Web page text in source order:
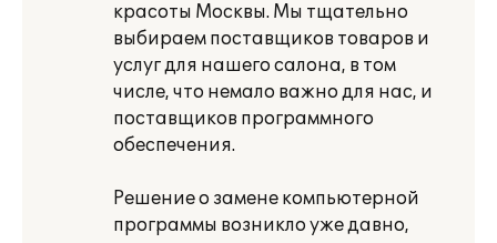
красоты Москвы. Мы тщательно
выбираем поставщиков товаров и
услуг для нашего салона, в том
числе, что немало важно для нас, и
поставщиков программного
обеспечения.
Решение о замене компьютерной
программы возникло уже давно,